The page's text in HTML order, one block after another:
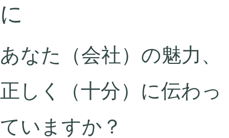
に
あなた（会社）の魅力、
正しく（十分）に伝わっ
ていますか？